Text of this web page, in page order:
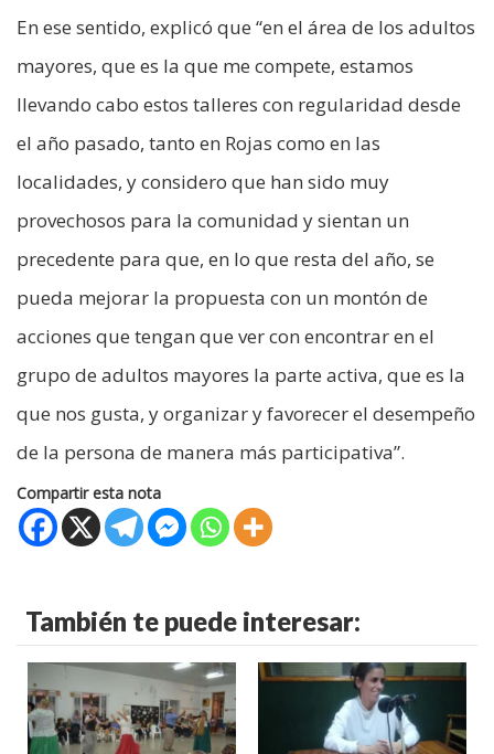
En ese sentido, explicó que “en el área de los adultos
mayores, que es la que me compete, estamos
llevando cabo estos talleres con regularidad desde
el año pasado, tanto en Rojas como en las
localidades, y considero que han sido muy
provechosos para la comunidad y sientan un
precedente para que, en lo que resta del año, se
pueda mejorar la propuesta con un montón de
acciones que tengan que ver con encontrar en el
grupo de adultos mayores la parte activa, que es la
que nos gusta, y organizar y favorecer el desempeño
de la persona de manera más participativa”.
Compartir esta nota
También te puede interesar: